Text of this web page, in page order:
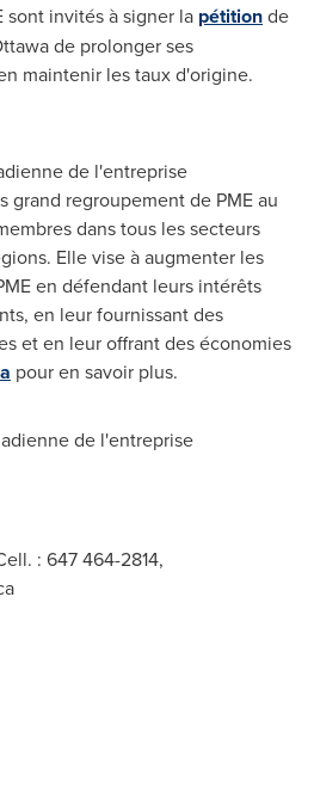
sont invités à signer la pétitionde
de prolonger ses
maintenir les taux d'origine.
de l'entreprise
grand regroupement de PME au
dans tous les secteurs
Elle vise à augmenter les
en défendant leurs intérêts
en leur fournissant des
et en leur offrant des économies
pour en savoir plus.
de l'entreprise
: 647 464-2814,